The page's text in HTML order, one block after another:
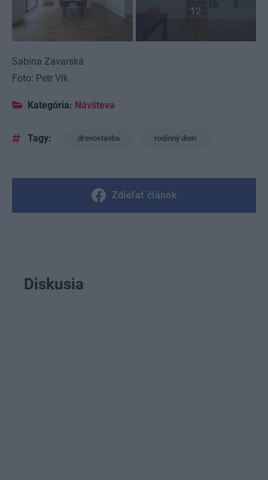
12
Sabína Zavarská
Foto: Petr Vlk
Kategória: Návšteva
Tagy: drevostavba rodinný dom
Zdieľať článok
Diskusia